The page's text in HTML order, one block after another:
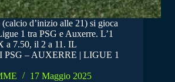
d’inizio alle 21) si gioca
1 tra PSG e Auxerre. L’1
a 7.50, il 2 a 11. IL
PSG – AUXERRE | LIGUE 1
17 Maggio 2025